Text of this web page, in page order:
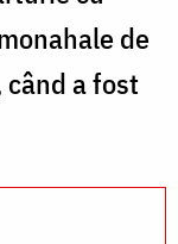
de
a fost